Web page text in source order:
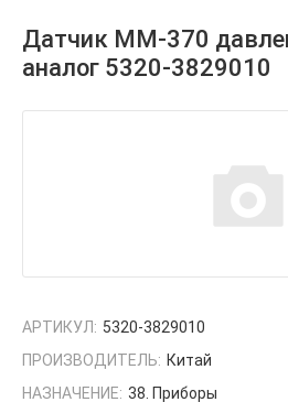
Датчик ММ-370
аналог 5320-3829010
АРТИКУЛ: 5320-3829010
ПРОИЗВОДИТЕЛЬ: Китай
НАЗНАЧЕНИЕ: 38. Приборы